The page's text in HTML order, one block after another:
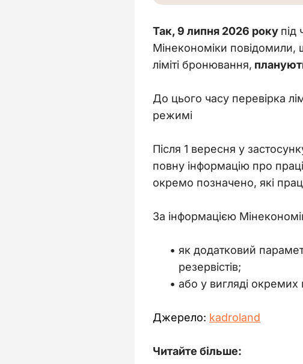
Так, 9 липня 2026 року під
Мінекономіки повідомили,
ліміті бронювання,
До цього часу перевірка
режимі
Після 1 вересня у
повну інформацію про
окремо позначено, які
За інформацією
як додатковий
резервістів;
або у вигляді окремих
Джерело: kadroland
Читайте більше: